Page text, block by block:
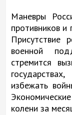
Маневры
противников и
Присутствие
военной
стремится
избежать
колени за